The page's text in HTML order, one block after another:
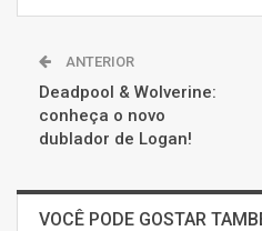
ANTERIOR
Deadpool & Wolverine:
conheça o novo
dublador de Logan!
VOCÊ PODE GOSTAR